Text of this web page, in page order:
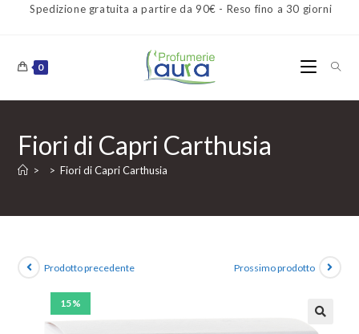
Spedizione gratuita a partire da 90€ - Reso fino a 30 giorni
0
Fiori di Capri Carthusia
> > Fiori di Capri Carthusia
15%
Prodotto precedente Prossimo prodotto